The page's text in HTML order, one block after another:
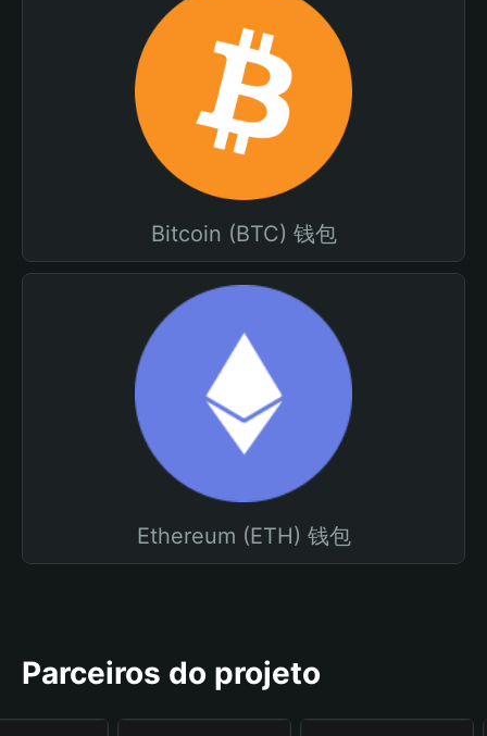
Bitcoin (BTC) 钱包
Ethereum (ETH) 钱包
Parceiros do projeto